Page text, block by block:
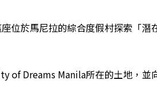
位於馬尼拉的綜合度假村探索「潛
of Dreams Manila所在的土地，